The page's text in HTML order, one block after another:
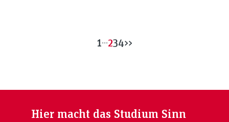
1...234>>
Hier macht das Studium Sinn